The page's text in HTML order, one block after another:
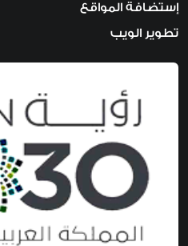
إستضافة المواقع
تطوير الويب